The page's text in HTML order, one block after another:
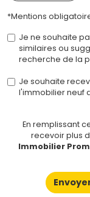
*Mentions
Je ne souhaite
similaires ou
recherche de la
Je souhaite
l'immobilier neuf
En remplissant
recevoir plus
Immobilier